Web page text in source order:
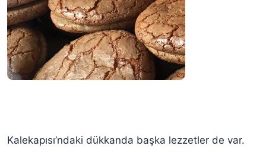
Kalekapısı’ndaki dükkanda başka lezzetler de var.